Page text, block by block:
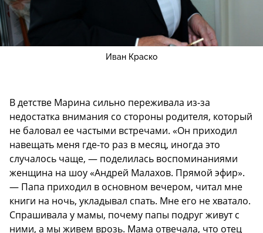
Иван Краско
В детстве Марина сильно переживала из-за
недостатка внимания со стороны родителя, который
не баловал ее частыми встречами. «Он приходил
навещать меня где-то раз в месяц, иногда это
случалось чаще, — поделилась воспоминаниями
женщина на шоу «Андрей Малахов. Прямой эфир».
— Папа приходил в основном вечером, читал мне
книги на ночь, укладывал спать. Мне его не хватало.
Спрашивала у мамы, почему папы подруг живут с
ними, а мы живем врозь. Мама отвечала, что отец